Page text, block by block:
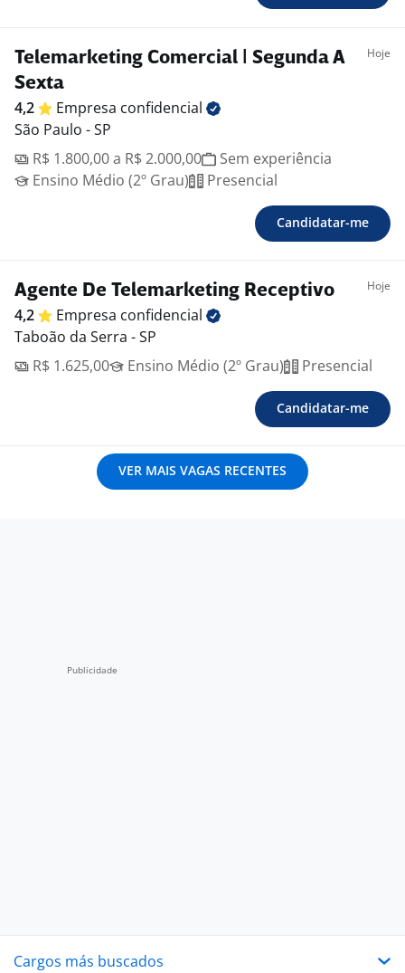
Telemarketing Comercial | Segunda A
Sexta
Hoje
4,2 Empresa confidencial
São Paulo - SP
R$ 1.800,00 a R$ 2.000,00
Sem experiência
Ensino Médio (2º Grau)
Presencial
Candidatar-me
Agente De Telemarketing Receptivo Hoje
4,2 Empresa confidencial
Taboão da Serra - SP
R$ 1.625,00
Ensino Médio (2º Grau) Presencial
Candidatar-me
VER MAIS VAGAS RECENTES
Cargos más buscados